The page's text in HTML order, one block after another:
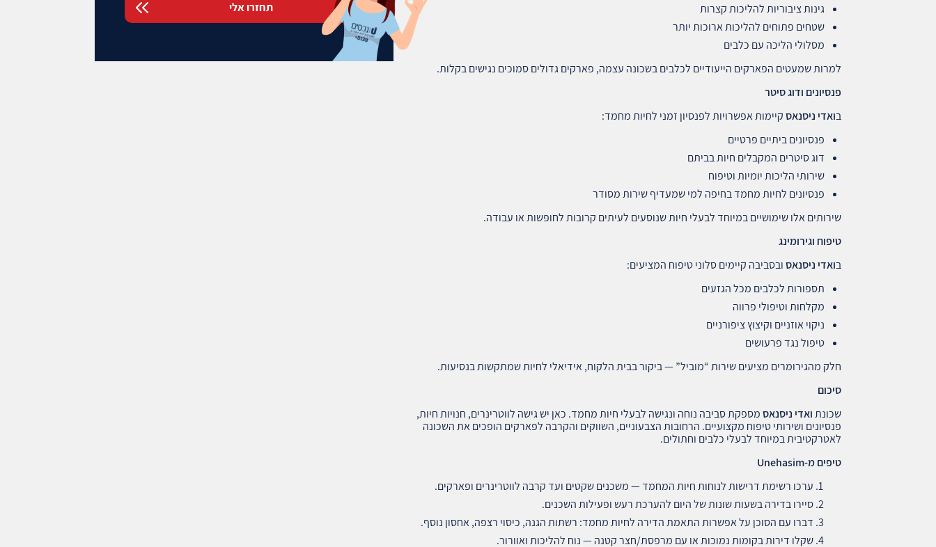
גינות ציבוריות להליכות קצרות
שטחים פתוחים להליכות ארוכות יותר
מסלולי הליכה עם כלבים
למרות שמעטים הפארקים הייעודיים לכלבים בשכונה עצמה, פארקים גדולים סמוכים נגישים בקלות.
פנסיונים ודוג סיטר
בואדי ניסנאסקיימות אפשרויות לפנסיון זמני לחיות מחמד:
פנסיונים ביתיים פרטיים
דוג סיטרים המקבלים חיות בביתם
שירותי הליכות יומיות וטיפוח
פנסיונים לחיות מחמד בחיפה למי שמעדיף שירות מסודר
שירותים אלו שימושיים במיוחד לבעלי חיות שנוסעים לעיתים קרובות לחופשות או עבודה.
טיפוח וגירומינג
בואדי ניסנאסובסביבה קיימים סלוני טיפוח המציעים:
תספורות לכלבים מכל הגזעים
מקלחות וטיפולי פרווה
ניקוי אוזניים וקיצוץ ציפורניים
טיפול נגד פרעושים
חלק מהגירומרים מציעים שירות “מוביל” — ביקור בבית הלקוח, אידיאלי לחיות שמתקשות בנסיעות.
סיכום
שכונתואדי ניסנאסמספקת סביבה נוחה ונגישה לבעלי חיות מחמד. כאן יש גישה לווטרינרים, חנויות חיות,
פנסיונים ושירותי טיפוח מקצועיים. הרחובות הצבעוניים, השווקים והקרבה לפארקים הופכים את השכונה
לאטרקטיבית במיוחד לבעלי כלבים וחתולים.
טיפים מ-Unehasim
ערכו רשימת דרישות לנוחות חיות המחמד — משכנים שקטים ועד קרבה לווטרינרים ופארקים.
סיירו בדירה בשעות שונות של היום להערכת רעש ופעילות השכנים.
דברו עם הסוכן על אפשרות התאמת הדירה לחיות מחמד: רשתות הגנה, כיסוי רצפה, אחסון נוסף.
שקלו דירות בקומות נמוכות או עם מרפסת/חצר קטנה — נוח להליכות ואוורור.